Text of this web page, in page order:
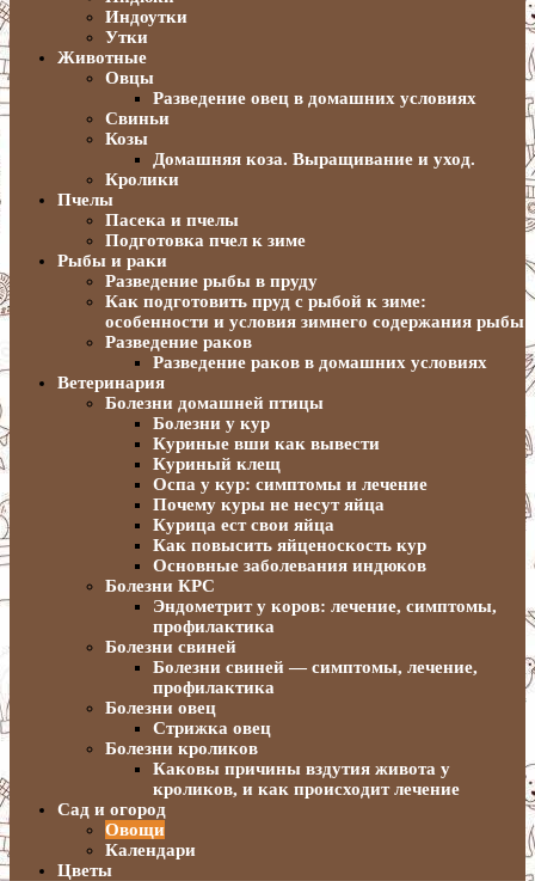
Индоутки
Утки
Животные
Овцы
Разведение овец в домашних условиях
Свиньи
Козы
Домашняя коза. Выращивание и уход.
Кролики
Пчелы
Пасека и пчелы
Подготовка пчел к зиме
Рыбы и раки
Разведение рыбы в пруду
Как подготовить пруд с рыбой к зиме:
особенности и условия зимнего содержания рыбы
Разведение раков
Разведение раков в домашних условиях
Ветеринария
Болезни домашней птицы
Болезни у кур
Куриные вши как вывести
Куриный клещ
Оспа у кур: симптомы и лечение
Почему куры не несут яйца
Курица ест свои яйца
Как повысить яйценоскость кур
Основные заболевания индюков
Болезни КРС
Эндометрит у коров: лечение, симптомы,
профилактика
Болезни свиней
Болезни свиней — симптомы, лечение,
профилактика
Болезни овец
Стрижка овец
Болезни кроликов
Каковы причины вздутия живота у
кроликов, и как происходит лечение
Сад и огород
Овощи
Календари
Цветы